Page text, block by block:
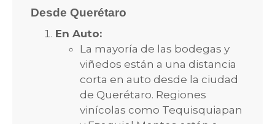
Desde Querétaro
En Auto:
La mayoría de las bodegas y
viñedos están a una distancia
corta en auto desde la ciudad
de Querétaro. Regiones
vinícolas como Tequisquiapan